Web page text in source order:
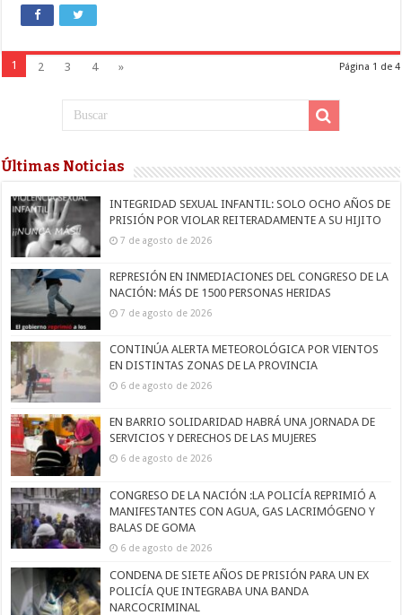
Página 1 de 4
1 2 3 4 »
Últimas Noticias
INTEGRIDAD SEXUAL INFANTIL: SOLO OCHO AÑOS DE
PRISIÓN POR VIOLAR REITERADAMENTE A SU HIJITO
7 de agosto de 2026
REPRESIÓN EN INMEDIACIONES DEL CONGRESO DE LA
NACIÓN: MÁS DE 1500 PERSONAS HERIDAS
7 de agosto de 2026
CONTINÚA ALERTA METEOROLÓGICA POR VIENTOS
EN DISTINTAS ZONAS DE LA PROVINCIA
6 de agosto de 2026
EN BARRIO SOLIDARIDAD HABRÁ UNA JORNADA DE
SERVICIOS Y DERECHOS DE LAS MUJERES
6 de agosto de 2026
CONGRESO DE LA NACIÓN :LA POLICÍA REPRIMIÓ A
MANIFESTANTES CON AGUA, GAS LACRIMÓGENO Y
BALAS DE GOMA
6 de agosto de 2026
CONDENA DE SIETE AÑOS DE PRISIÓN PARA UN EX
POLICÍA QUE INTEGRABA UNA BANDA
NARCOCRIMINAL